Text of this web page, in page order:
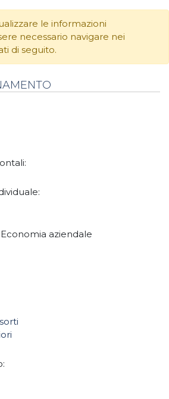
le informazioni
necessario navigare nei
di seguito.
aziendale